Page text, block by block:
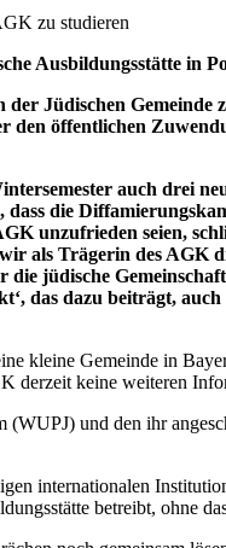
zu studieren
Ausbildungsstätte in
Jüdischen
öffentlichen
auch drei
die
unzufrieden seien,
als Trägerin des
jüdische
das dazu beiträgt,
kleine Gemeinde in
derzeit keine weiteren
und den ihr
internationalen
betreibt, ohne